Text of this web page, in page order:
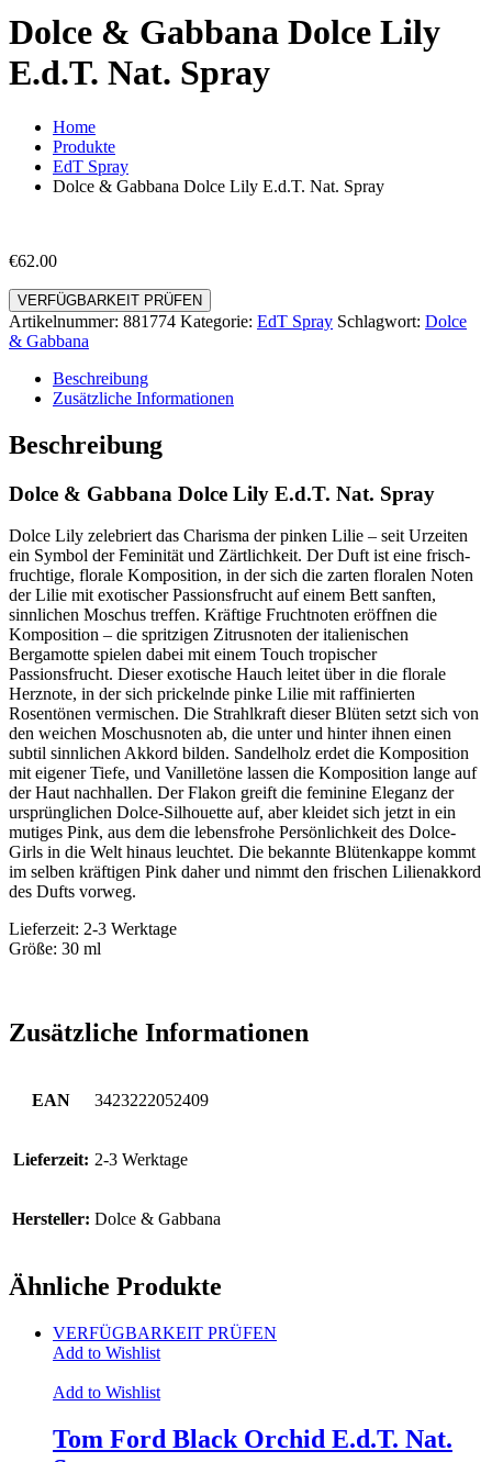
Dolce & Gabbana Dolce Lily
E.d.T. Nat. Spray
Home
Produkte
EdT Spray
Dolce & Gabbana Dolce Lily E.d.T. Nat. Spray
€62.00
VERFÜGBARKEIT PRÜFEN
Artikelnummer: 881774 Kategorie: EdT Spray Schlagwort: Dolce
& Gabbana
Beschreibung
Zusätzliche Informationen
Beschreibung
Dolce & Gabbana Dolce Lily E.d.T. Nat. Spray
Dolce Lily zelebriert das Charisma der pinken Lilie – seit Urzeiten
ein Symbol der Feminität und Zärtlichkeit. Der Duft ist eine frisch-
fruchtige, florale Komposition, in der sich die zarten floralen Noten
der Lilie mit exotischer Passionsfrucht auf einem Bett sanften,
sinnlichen Moschus treffen. Kräftige Fruchtnoten eröffnen die
Komposition – die spritzigen Zitrusnoten der italienischen
Bergamotte spielen dabei mit einem Touch tropischer
Passionsfrucht. Dieser exotische Hauch leitet über in die florale
Herznote, in der sich prickelnde pinke Lilie mit raffinierten
Rosentönen vermischen. Die Strahlkraft dieser Blüten setzt sich von
den weichen Moschusnoten ab, die unter und hinter ihnen einen
subtil sinnlichen Akkord bilden. Sandelholz erdet die Komposition
mit eigener Tiefe, und Vanilletöne lassen die Komposition lange auf
der Haut nachhallen. Der Flakon greift die feminine Eleganz der
ursprünglichen Dolce-Silhouette auf, aber kleidet sich jetzt in ein
mutiges Pink, aus dem die lebensfrohe Persönlichkeit des Dolce-
Girls in die Welt hinaus leuchtet. Die bekannte Blütenkappe kommt
im selben kräftigen Pink daher und nimmt den frischen Lilienakkord
des Dufts vorweg.
Lieferzeit: 2-3 Werktage
Größe: 30 ml
Zusätzliche Informationen
EAN 3423222052409
Lieferzeit: 2-3 Werktage
Hersteller: Dolce & Gabbana
Ähnliche Produkte
VERFÜGBARKEIT PRÜFEN
Add to Wishlist
Add to Wishlist
Tom Ford Black Orchid E.d.T. Nat.